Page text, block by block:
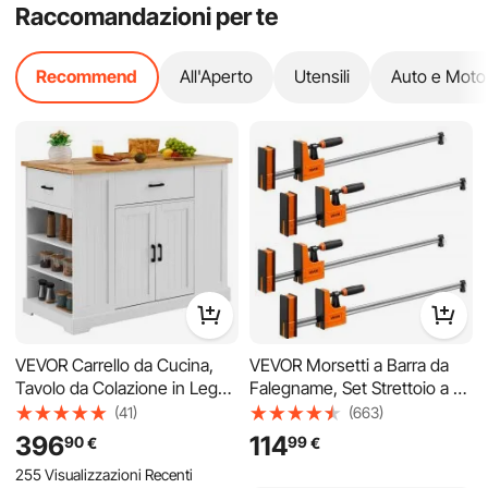
Raccomandazioni per te
Recommend All'Aperto Utensili Auto e Moto
VEVOR Carrello da Cucina,
Tavolo da Colazione in Legno
da 46" con Mobiletto
Portaoggetti, Tavolo da
Cucina Stile Fattoria con
Ripiano Regolabile, Cassetto,
(41)
39690€
255 Visualizzazioni Recenti
VEVOR Morsetti a Barra da
Falegname, Set Strettoio a F
Confezione da 4, Portata 680
kg, 2 Modalità, Cuscinetti
Gomma Morbida,
(663)
11499€